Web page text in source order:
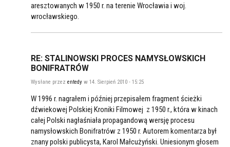
aresztowanych w 1950 r. na terenie Wrocławia i woj.
wrocławskiego.
RE: STALINOWSKI PROCES NAMYSŁOWSKICH
BONIFRATRÓW
Wysłane przez entedy w 14. Sierpień 2010 - 15:25
W 1996 r. nagrałem i później przepisałem fragment ścieżki
dźwiekowej Polskiej Kroniki Filmowej z 1950 r., która w kinach
całej Polski nagłaśniała propagandową wersję procesu
namysłowskich Bonifratrów z 1950 r. Autorem komentarza był
znany polski publicysta, Karol Małcużyński. Uniesionym głosem